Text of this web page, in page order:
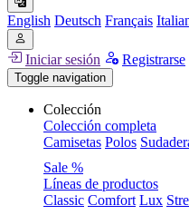
English Deutsch Français
Iniciar sesión Registrarse
Toggle navigation
Colección
Colección completa
Camisetas Polos
Sale %
Líneas de productos
Classic Comfort Lux